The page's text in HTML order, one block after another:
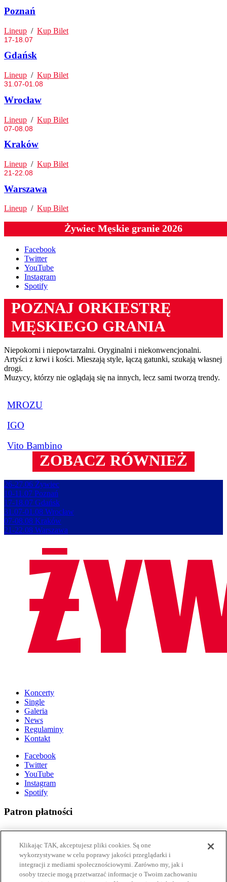
Poznań
Lineup / Kup Bilet
17-18.07
Gdańsk
Lineup / Kup Bilet
31.07-01.08
Wrocław
Lineup / Kup Bilet
07-08.08
Kraków
Lineup / Kup Bilet
21-22.08
Warszawa
Lineup / Kup Bilet
Żywiec Męskie granie 2026
Facebook
Twitter
YouTube
Instagram
Spotify
POZNAJ ORKIESTRĘ
MĘSKIEGO GRANIA
Niepokorni i niepowtarzalni. Oryginalni i niekonwencjonalni.
Artyści z krwi i kości. Mieszają style, łączą gatunki, szukają własnej
drogi.
Muzycy, którzy nie oglądają się na innych, lecz sami tworzą trendy.
MROZU
IGO
Vito Bambino
ZOBACZ RÓWNIEŻ
26-27.06 Żywiec
10-11.07 Poznań
17-18.07 Gdańsk
31.07-01.08 Wrocław
07-08.08 Kraków
21-22.08 Warszawa
Koncerty
Single
Galeria
News
Regulaminy
Kontakt
Facebook
Twitter
YouTube
Instagram
Spotify
Patron płatności
Partner technologiczny
Klikając TAK, akceptujesz pliki cookies. Są one
wykorzystywane w celu poprawy jakości przeglądarki i
integracji z mediami społecznościowymi. Zarówno my, jak i
osoby trzecie mogą przetwarzać informacje o Twoim zachowaniu